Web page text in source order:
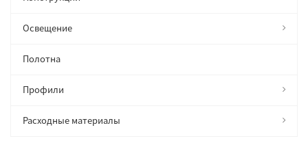
Освещение
Полотна
Профили
Расходные материалы